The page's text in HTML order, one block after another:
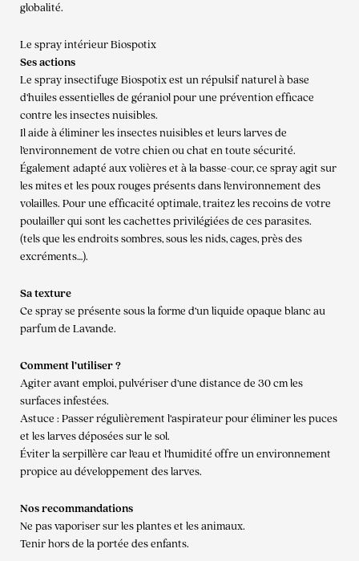
globalité.
Le spray intérieur Biospotix
Ses actions
Le spray insectifuge Biospotix est un répulsif naturel à base
d’huiles essentielles de géraniol pour une prévention efficace
contre les insectes nuisibles.
Il aide à éliminer les insectes nuisibles et leurs larves de
l’environnement de votre chien ou chat en toute sécurité.
Également adapté aux volières et à la basse-cour, ce spray agit sur
les mites et les poux rouges présents dans l’environnement des
volailles. Pour une efficacité optimale, traitez les recoins de votre
poulailler qui sont les cachettes privilégiées de ces parasites.
(tels que les endroits sombres, sous les nids, cages, près des
excréments…).
Sa texture
Ce spray se présente sous la forme d’un liquide opaque blanc au
parfum de Lavande.
Comment l’utiliser ?
Agiter avant emploi, pulvériser d’une distance de 30 cm les
surfaces infestées.
Astuce : Passer régulièrement l’aspirateur pour éliminer les puces
et les larves déposées sur le sol.
Éviter la serpillère car l’eau et l’humidité offre un environnement
propice au développement des larves.
Nos recommandations
Ne pas vaporiser sur les plantes et les animaux.
Tenir hors de la portée des enfants.